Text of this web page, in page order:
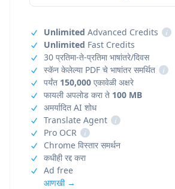
Unlimited Advanced Credits
i
Unlimited Fast Credits
30 प्रतिमा-ते-प्रतिमा भाषांतरे/दिवस
स्कॅन केलेल्या PDF चे भाषांतर समर्थित
i
पर्यंत 150,000 एकावेळी अक्षरे
फायली अपलोड करा ते 100 MB
अमर्यादित AI शोध
Translate Agent
i
Pro OCR
i
Chrome विस्तार समर्थन
कधीही रद्द करा
Ad free
आणखी →